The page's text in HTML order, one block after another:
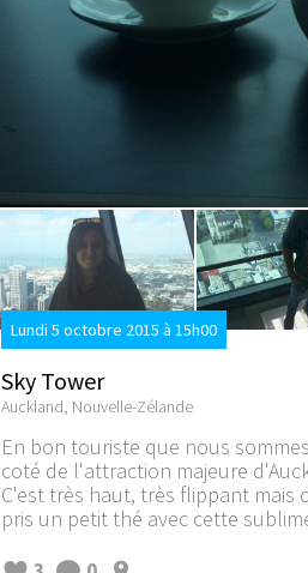
Lundi 5 octobre 2015 à 15h00
Sky Tower
Auckland, Nouvelle-Zélande
En bon touriste que nous
coté de l'attraction majeure
C'est très haut, très flippant mais
pris un petit thé avec cette